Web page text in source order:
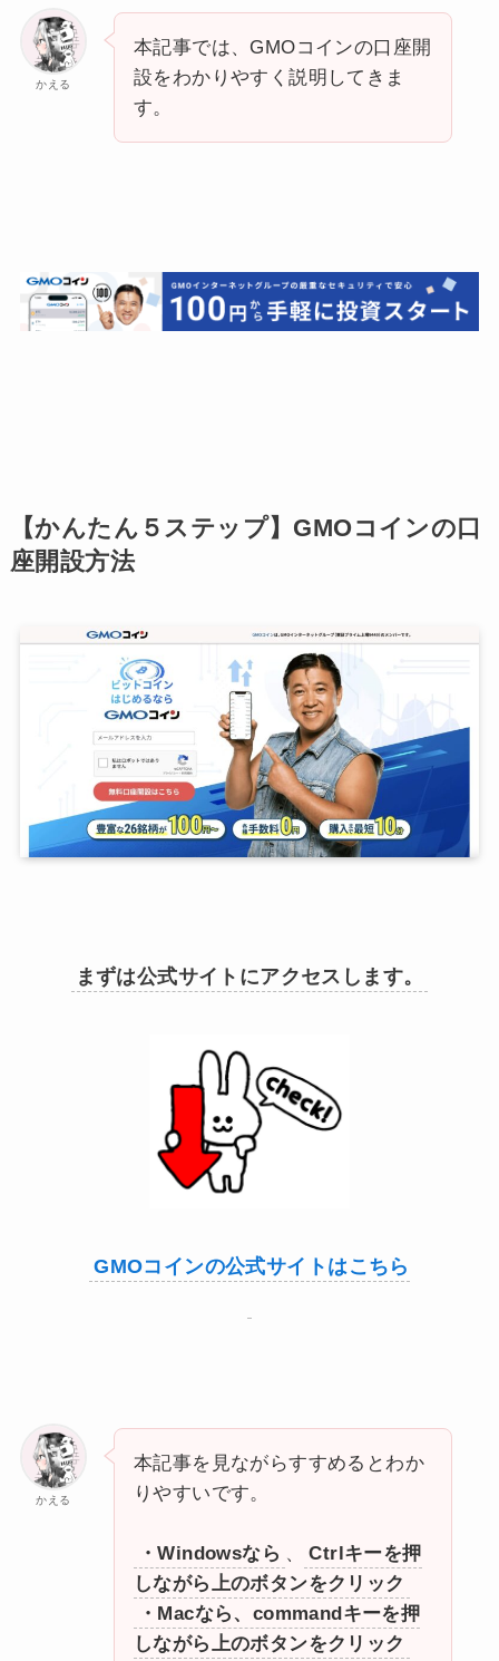
かえる
本記事では、GMOコインの口座開
設をわかりやすく説明してきま
す。
【かんたん５ステップ】GMOコインの口
座開設方法
まずは公式サイトにアクセスします。
GMOコインの公式サイトはこちら
かえる
本記事を見ながらすすめるとわか
りやすいです。
・Windowsなら 、
Ctrlキーを押
しながら上のボタンをクリック
・Macなら、commandキーを押
しながら上のボタンをクリック